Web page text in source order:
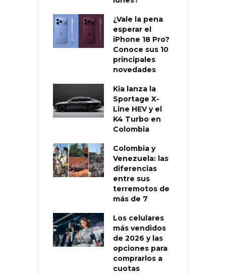
¿Vale la pena
esperar el
iPhone 18 Pro?
Conoce sus 10
principales
novedades
Kia lanza la
Sportage X-
Line HEV y el
K4 Turbo en
Colombia
Colombia y
Venezuela: las
diferencias
entre sus
terremotos de
más de 7
Los celulares
más vendidos
de 2026 y las
opciones para
comprarlos a
cuotas